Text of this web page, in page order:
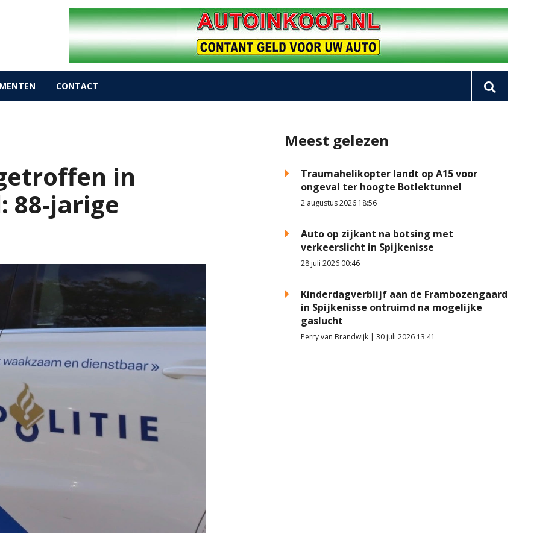
CONTACT
in
88-jarige
Meest gelezen
Traumahelikopter landt op A15 voor
ongeval ter hoogte Botlektunnel
2 augustus 2026 18:56
Auto op zijkant na botsing met
verkeerslicht in Spijkenisse
28 juli 2026 00:46
Kinderdagverblijf aan de Frambozengaard
in Spijkenisse ontruimd na mogelijke
gaslucht
Perry van Brandwijk | 30 juli 2026 13:41